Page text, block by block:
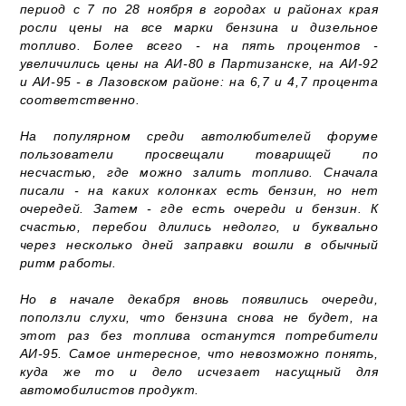
период с 7 по 28 ноября в городах и районах края
росли цены на все марки бензина и дизельное
топливо. Более всего - на пять процентов -
увеличились цены на АИ-80 в Партизанске, на АИ-92
и АИ-95 - в Лазовском районе: на 6,7 и 4,7 процента
соответственно.
На популярном среди автолюбителей форуме
пользователи просвещали товарищей по
несчастью, где можно залить топливо. Сначала
писали - на каких колонках есть бензин, но нет
очередей. Затем - где есть очереди и бензин. К
счастью, перебои длились недолго, и буквально
через несколько дней заправки вошли в обычный
ритм работы.
Но в начале декабря вновь появились очереди,
поползли слухи, что бензина снова не будет, на
этот раз без топлива останутся потребители
АИ-95. Самое интересное, что невозможно понять,
куда же то и дело исчезает насущный для
автомобилистов продукт.